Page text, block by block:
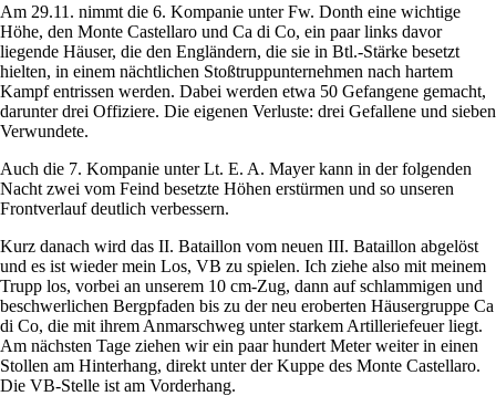
Am 29.11. nimmt die 6. Kompanie unter Fw. Donth eine wichtige
Höhe, den Monte Castellaro und Ca di Co, ein paar links davor
liegende Häuser, die den Engländern, die sie in Btl.-Stärke besetzt
hielten, in einem nächtlichen Stoßtruppunternehmen nach hartem
Kampf entrissen werden. Dabei werden etwa 50 Gefangene gemacht,
darunter drei Offiziere. Die eigenen Verluste: drei Gefallene und sieben
Verwundete.
Auch die 7. Kompanie unter Lt. E. A. Mayer kann in der folgenden
Nacht zwei vom Feind besetzte Höhen erstürmen und so unseren
Frontverlauf deutlich verbessern.
Kurz danach wird das II. Bataillon vom neuen III. Bataillon abgelöst
und es ist wieder mein Los, VB zu spielen. Ich ziehe also mit meinem
Trupp los, vorbei an unserem 10 cm-Zug, dann auf schlammigen und
beschwerlichen Bergpfaden bis zu der neu eroberten Häusergruppe Ca
di Co, die mit ihrem Anmarschweg unter starkem Artilleriefeuer liegt.
Am nächsten Tage ziehen wir ein paar hundert Meter weiter in einen
Stollen am Hinterhang, direkt unter der Kuppe des Monte Castellaro.
Die VB-Stelle ist am Vorderhang.